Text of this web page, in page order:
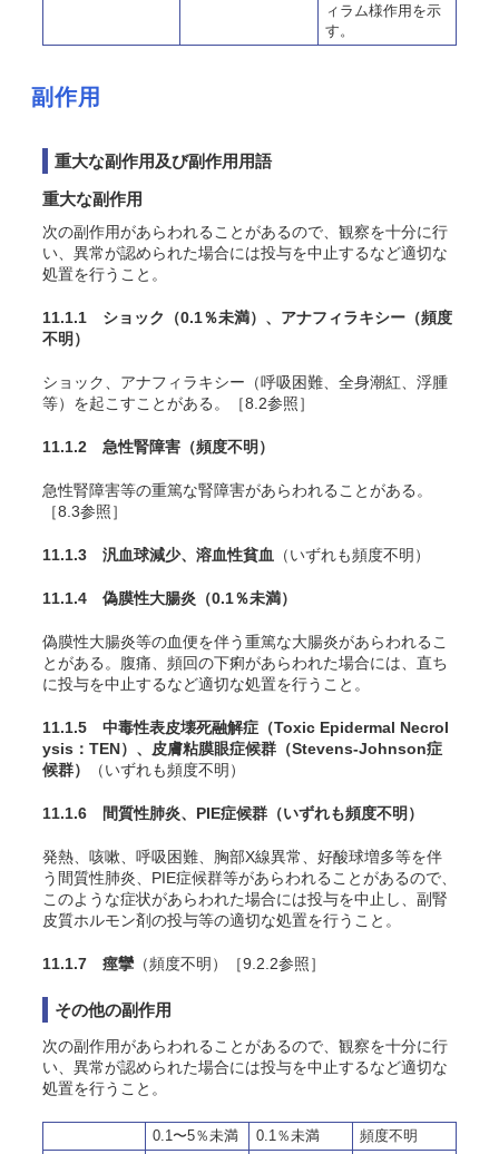
ィラム様作用を示
す。
副作用
重大な副作用及び副作用用語
重大な副作用
次の副作用があらわれることがあるので、観察を十分に行
い、異常が認められた場合には投与を中止するなど適切な
処置を行うこと。
11.1.1 ショック （0.1％未満） 、アナフィラキシー （頻度
不明）
ショック、アナフィラキシー（呼吸困難、全身潮紅、浮腫
等）を起こすことがある。［8.2参照］
11.1.2 急性腎障害 （頻度不明）
急性腎障害等の重篤な腎障害があらわれることがある。
［8.3参照］
11.1.3 汎血球減少、溶血性貧血 （いずれも頻度不明）
11.1.4 偽膜性大腸炎 （0.1％未満）
偽膜性大腸炎等の血便を伴う重篤な大腸炎があらわれるこ
とがある。腹痛、頻回の下痢があらわれた場合には、直ち
に投与を中止するなど適切な処置を行うこと。
11.1.5 中毒性表皮壊死融解症（Toxic Epidermal Necrol
ysis：TEN）、皮膚粘膜眼症候群（Stevens-Johnson症
候群）
（いずれも頻度不明）
11.1.6 間質性肺炎、PIE症候群 （いずれも頻度不明）
発熱、咳嗽、呼吸困難、胸部X線異常、好酸球増多等を伴
う間質性肺炎、PIE症候群等があらわれることがあるので、
このような症状があらわれた場合には投与を中止し、副腎
皮質ホルモン剤の投与等の適切な処置を行うこと。
11.1.7 痙攣（頻度不明）［9.2.2参照］
その他の副作用
次の副作用があらわれることがあるので、観察を十分に行
い、異常が認められた場合には投与を中止するなど適切な
処置を行うこと。
0.1〜5％未満 0.1％未満
頻度不明